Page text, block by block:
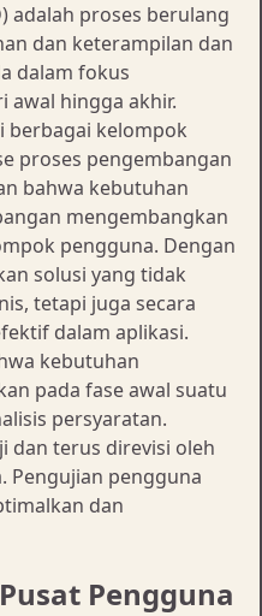
adalah proses berulang
dan keterampilan dan
dalam fokus
awal hingga akhir.
berbagai kelompok
proses pengembangan
bahwa kebutuhan
mengembangkan
pengguna. Dengan
solusi yang tidak
tetapi juga secara
dalam aplikasi.
kebutuhan
pada fase awal suatu
persyaratan.
dan terus direvisi oleh
Pengujian pengguna
dan
Pengguna